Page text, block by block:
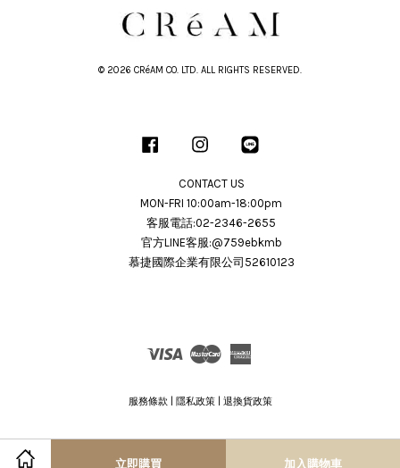
立即購買 加入購物車
© 2026 CRéAM CO. LTD. ALL RIGHTS RESERVED.
Facebook Instagram
CONTACT US
MON-FRI 10:00am-18:00pm
客服電話:02-2346-2655
官方LINE客服:@759ebkmb
慕捷國際企業有限公司52610123
Visa Master
服務條款 隱私政策| 退換貨政策